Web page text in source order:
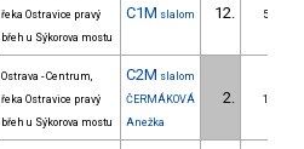
řeka Ostravice pravý
břeh u Sýkorova mostu
C1M slalom 12. 5/ZS
Ostrava - Centrum,
řeka Ostravice pravý
břeh u Sýkorova mostu
C2M slalom
ČERMÁKOVÁ
Anežka
2. 1/ZS